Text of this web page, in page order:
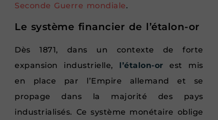
Seconde Guerre mondiale.
Le système financier de l’étalon-or
Dès 1871, dans un contexte de forte
expansion industrielle, l’étalon-or est mis
en place par l’Empire allemand et se
propage dans la majorité des pays
industrialisés. Ce système monétaire oblige